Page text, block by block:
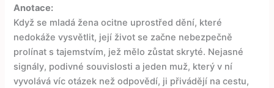
Anotace:
Když se mladá žena ocitne uprostřed dění, které
nedokáže vysvětlit, její život se začne nebezpečně
prolínat s tajemstvím, jež mělo zůstat skryté. Nejasné
signály, podivné souvislosti a jeden muž, který v ní
vyvolává víc otázek než odpovědí, ji přivádějí na cestu,